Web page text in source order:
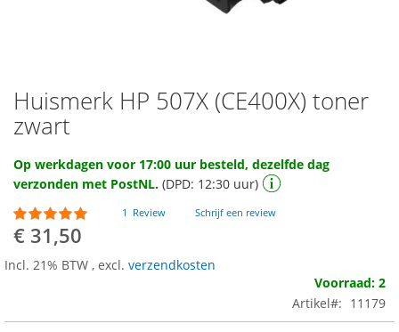
Ga
naar
het
van
de
afbeeldingen-
gallerij
Huismerk HP 507X (CE400X) toner
zwart
Op werkdagen voor 17:00 uur besteld, dezelfde dag
verzonden met PostNL. (DPD: 12:30 uur)
Waardering:
100
% of100
1 Review Schrijf een review
€ 31,50
Incl. 21% BTW , excl. verzendkosten
Voorraad: 2
Artikel
11179